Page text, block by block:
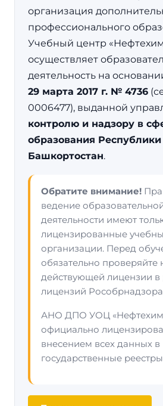
организация
профессионального
Учебный центр «Нефтехим
осуществляет
деятельность на
29 марта 2017 г. № 4736
0006477), выданной
контролю и надзору в
образования Республики
Башкортостан.
Обратите внимание!
ведение
деятельности имеют
лицензированные
организации. Перед
обязательно проверяйте
действующей лицензии в
лицензий
АНО ДПО УОЦ «Нефтехим
официально
внесением всех данных в
государственные